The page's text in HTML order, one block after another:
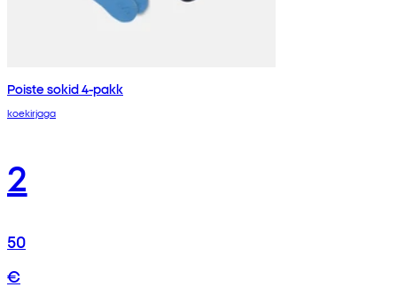
Poiste sokid 4-pakk
koekirjaga
2
50
€